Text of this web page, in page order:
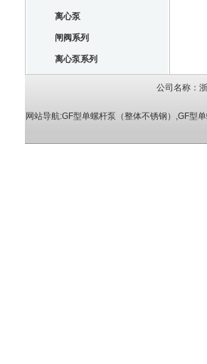
离心泵
闸阀系列
离心泵系列
公司名称：
网站导航:GF型单螺杆泵（整体不锈钢）,GF型